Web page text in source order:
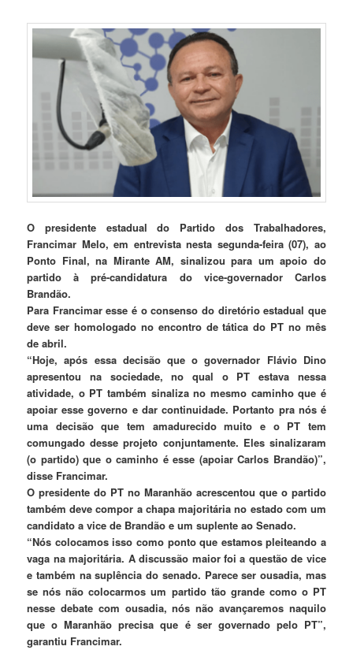
O presidente estadual do Partido dos Trabalhadores,
Francimar Melo, em entrevista nesta segunda-feira (07), ao
Ponto Final, na Mirante AM, sinalizou para um apoio do
partido à pré-candidatura do vice-governador Carlos
Brandão.
Para Francimar esse é o consenso do diretório estadual que
deve ser homologado no encontro de tática do PT no mês
de abril.
“Hoje, após essa decisão que o governador Flávio Dino
apresentou na sociedade, no qual o PT estava nessa
atividade, o PT também sinaliza no mesmo caminho que é
apoiar esse governo e dar continuidade. Portanto pra nós é
uma decisão que tem amadurecido muito e o PT tem
comungado desse projeto conjuntamente. Eles sinalizaram
(o partido) que o caminho é esse (apoiar Carlos Brandão)”,
disse Francimar.
O presidente do PT no Maranhão acrescentou que o partido
também deve compor a chapa majoritária no estado com um
candidato a vice de Brandão e um suplente ao Senado.
“Nós colocamos isso como ponto que estamos pleiteando a
vaga na majoritária. A discussão maior foi a questão de vice
e também na suplência do senado. Parece ser ousadia, mas
se nós não colocarmos um partido tão grande como o PT
nesse debate com ousadia, nós não avançaremos naquilo
que o Maranhão precisa que é ser governado pelo PT”,
garantiu Francimar.